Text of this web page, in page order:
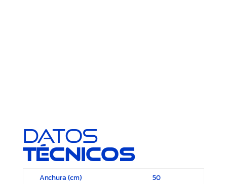
Datos
técnicos
Anchura (cm)
50